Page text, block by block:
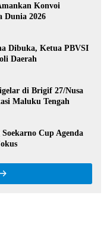
Konvoi
Dunia 2026
Dibuka, Ketua PBVSI
Daerah
di Brigif 27/Nusa
Maluku Tengah
Cup Agenda